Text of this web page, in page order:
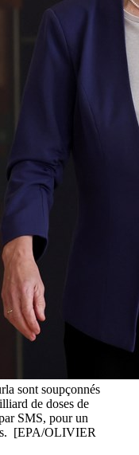
sont soupçonnés
de doses de
SMS, pour un
[EPA/OLIVIER